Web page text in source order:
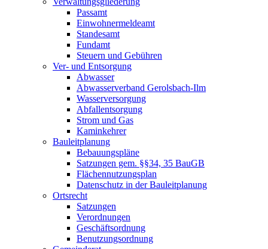
Passamt
Einwohnermeldeamt
Standesamt
Fundamt
Steuern und Gebühren
Ver- und Entsorgung
Abwasser
Abwasserverband Gerolsbach-Ilm
Wasserversorgung
Abfallentsorgung
Strom und Gas
Kaminkehrer
Bauleitplanung
Bebauungspläne
Satzungen gem. §§34, 35 BauGB
Flächennutzungsplan
Datenschutz in der Bauleitplanung
Ortsrecht
Satzungen
Verordnungen
Geschäftsordnung
Benutzungsordnung